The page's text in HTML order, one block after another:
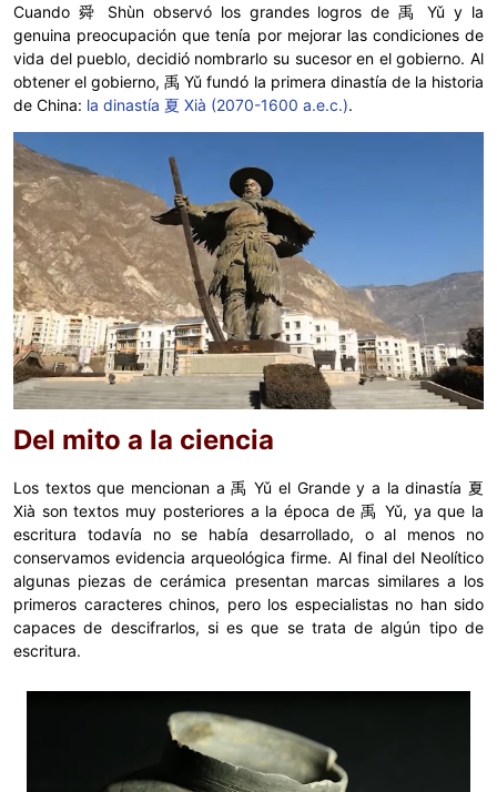
Cuando 舜 Shùn observó los grandes logros de 禹 Yǔ y la
genuina preocupación que tenía por mejorar las condiciones de
vida del pueblo, decidió nombrarlo su sucesor en el gobierno. Al
obtener el gobierno, 禹 Yǔ fundó la primera dinastía de la historia
de China: la dinastía 夏 Xià (2070-1600 a.e.c.).
Del mito a la ciencia
Los textos que mencionan a 禹 Yǔ el Grande y a la dinastía 夏
Xià son textos muy posteriores a la época de 禹 Yǔ, ya que la
escritura todavía no se había desarrollado, o al menos no
conservamos evidencia arqueológica firme. Al final del Neolítico
algunas piezas de cerámica presentan marcas similares a los
primeros caracteres chinos, pero los especialistas no han sido
capaces de descifrarlos, si es que se trata de algún tipo de
escritura.